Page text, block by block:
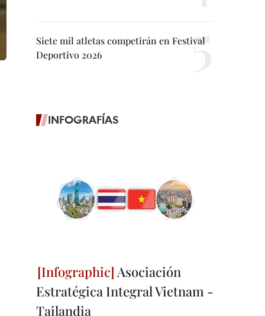
Siete mil atletas competirán en Festival
Deportivo 2026
INFOGRAFÍAS
Asociación
Estratégica Integral Vietnam -
Tailandia